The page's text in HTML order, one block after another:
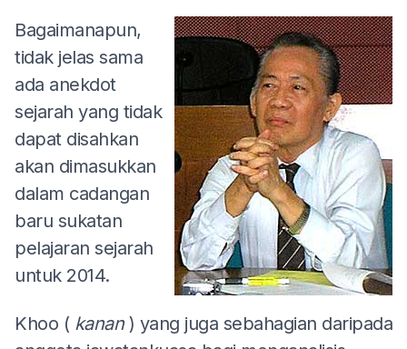
Bagaimanapun,
tidak jelas sama
ada anekdot
sejarah yang tidak
dapat disahkan
akan dimasukkan
dalam cadangan
baru sukatan
pelajaran sejarah
untuk 2014.
Khoo ( kanan) yang juga sebahagian daripada